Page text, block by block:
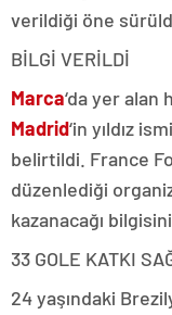
verildiği öne
BİLGİ VERİLDİ
Marca‘da yer alan
Madrid‘in yıldız
belirtildi. France
düzenlediği
kazanacağı
33 GOLE KATKI
24 yaşındaki